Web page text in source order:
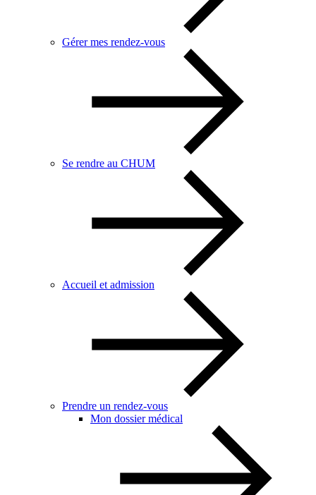
Gérer mes rendez-vous
Se rendre au CHUM
Accueil et admission
Prendre un rendez-vous
Mon dossier médical